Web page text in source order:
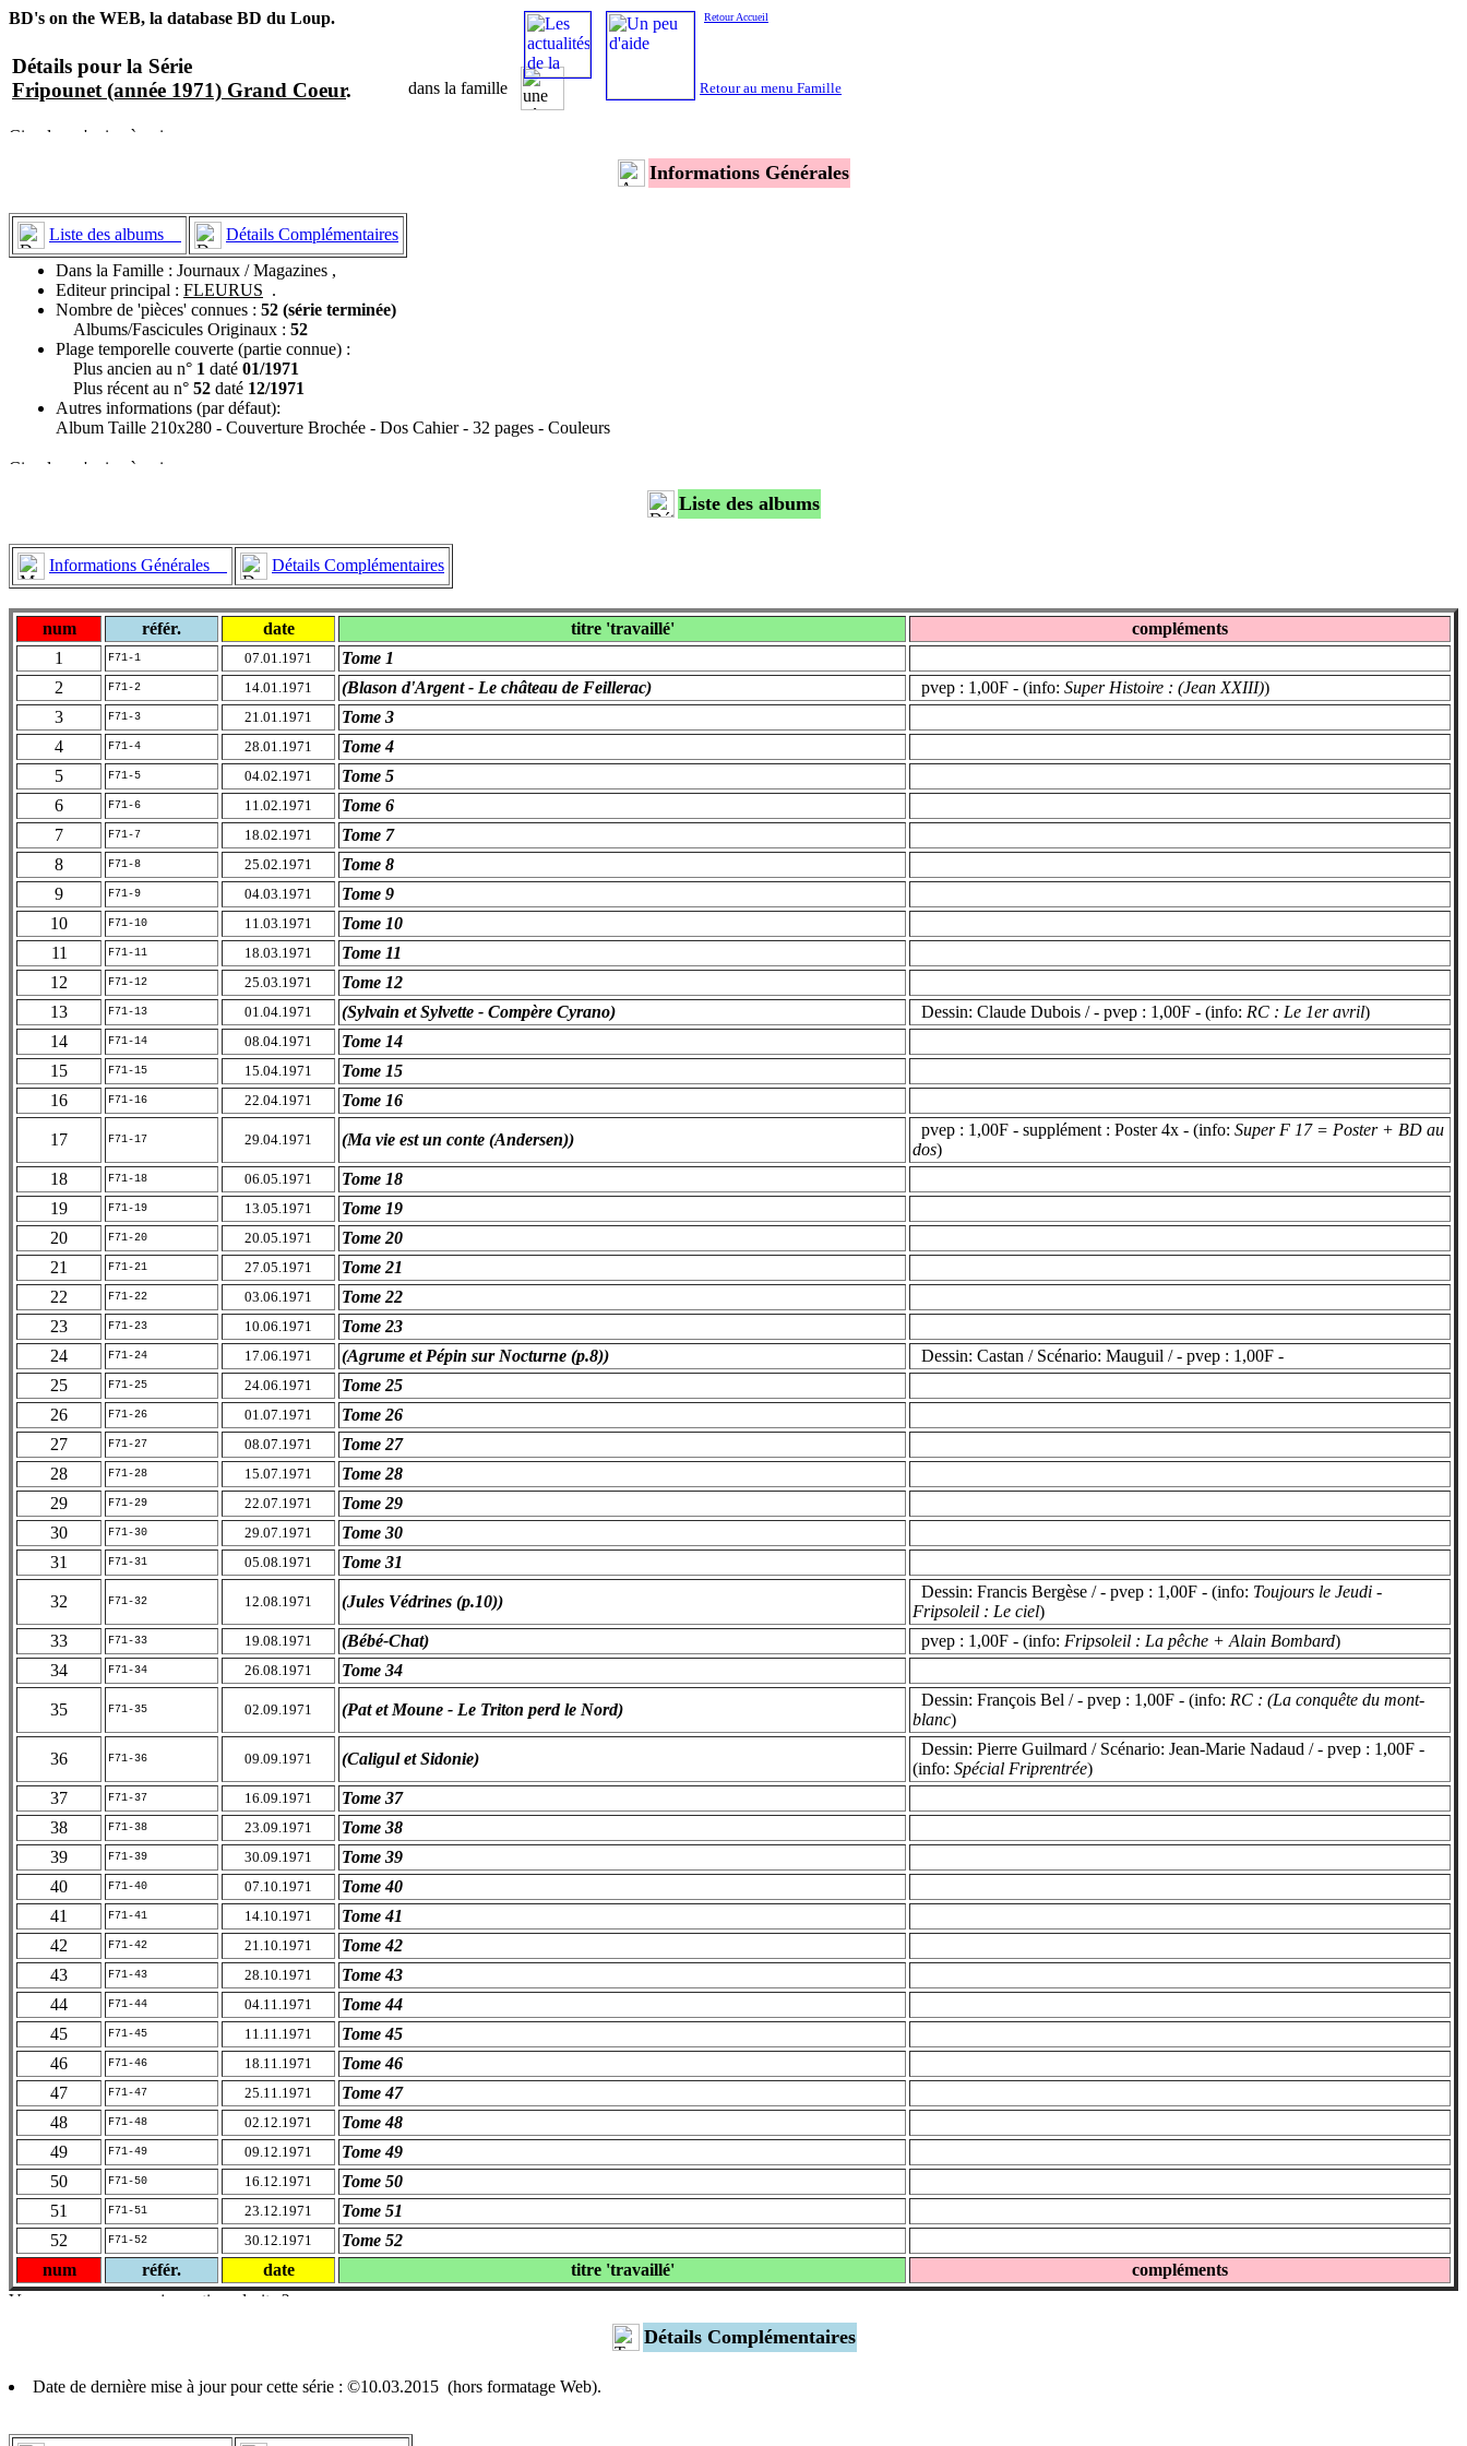
BD's on the WEB, la database BD du Loup.
Détails pour la Série
Fripounet (année 1971) Grand Coeur. dans la famille Retour au menu Famille
Informations Générales
Liste des albums
Détails Complémentaires
Dans la Famille : Journaux / Magazines ,
Editeur principal : FLEURUS .
Nombre de 'pièces' connues : 52 (série terminée)
Albums/Fascicules Originaux : 52
Plage temporelle couverte (partie connue) :
Plus ancien au n° 1 daté 01/1971
Plus récent au n° 52 daté 12/1971
Autres informations (par défaut):
Album Taille 210x280 - Couverture Brochée - Dos Cahier - 32 pages - Couleurs
Liste des albums
Informations Générales Détails Complémentaires
num référ. date titre 'travaillé'
compléments
1
F71-1 07.01.1971
Tome 1
2
F71-2 14.01.1971 (Blason d'Argent - Le château de Feillerac) pvep : 1,00F - (info: Super Histoire : (Jean XXIII))
3
F71-3 21.01.1971
Tome 3
4
F71-4 28.01.1971
Tome 4
5
F71-5 04.02.1971
Tome 5
6
F71-6 11.02.1971
Tome 6
7
F71-7 18.02.1971
Tome 7
8
F71-8 25.02.1971
Tome 8
9
F71-9 04.03.1971
Tome 9
10
F71-10 11.03.1971
Tome 10
11
F71-11 18.03.1971
Tome 11
12
F71-12 25.03.1971
Tome 12
13
F71-13 01.04.1971 (Sylvain et Sylvette - Compère Cyrano) Dessin: Claude Dubois / - pvep : 1,00F - (info: RC : Le 1er avril)
14
F71-14 08.04.1971
Tome 14
15
F71-15 15.04.1971
Tome 15
16
F71-16 22.04.1971 Tome 16
17 F71-17 29.04.1971 (Ma vie est un conte (Andersen))
pvep : 1,00F - supplément : Poster 4x - (info: Super F 17 = Poster + BD au
dos)
18
F71-18 06.05.1971
Tome 18
19
F71-19 13.05.1971
Tome 19
20
F71-20 20.05.1971
Tome 20
21
F71-21 27.05.1971
Tome 21
22
F71-22 03.06.1971
Tome 22
23
F71-23 10.06.1971
Tome 23
24
F71-24 17.06.1971 (Agrume et Pépin sur Nocturne (p.8))
Dessin: Castan / Scénario: Mauguil / - pvep : 1,00F -
25
F71-25 24.06.1971
Tome 25
26
F71-26 01.07.1971
Tome 26
27
F71-27 08.07.1971
Tome 27
28
F71-28 15.07.1971
Tome 28
29
F71-29 22.07.1971
Tome 29
30
F71-30 29.07.1971
Tome 30
31
F71-31 05.08.1971 Tome 31
32 F71-32 12.08.1971 (Jules Védrines (p.10))
Dessin: Francis Bergèse / - pvep : 1,00F - (info: Toujours le Jeudi -
Fripsoleil : Le ciel)
33
F71-33 19.08.1971 (Bébé-Chat) pvep : 1,00F - (info: Fripsoleil : La pêche + Alain Bombard)
34
F71-34 26.08.1971 Tome 34
35 F71-35 02.09.1971 (Pat et Moune - Le Triton perd le Nord)
Dessin: François Bel / - pvep : 1,00F - (info: RC : (La conquête du mont-
blanc)
36 F71-36 09.09.1971 (Caligul et Sidonie)
Dessin: Pierre Guilmard / Scénario: Jean-Marie Nadaud / - pvep : 1,00F -
(info: Spécial Friprentrée)
37
F71-37 16.09.1971
Tome 37
38
F71-38 23.09.1971
Tome 38
39
F71-39 30.09.1971
Tome 39
40
F71-40 07.10.1971
Tome 40
41
F71-41 14.10.1971
Tome 41
42
F71-42 21.10.1971
Tome 42
43
F71-43 28.10.1971
Tome 43
44
F71-44 04.11.1971
Tome 44
45
F71-45 11.11.1971
Tome 45
46
F71-46 18.11.1971
Tome 46
47
F71-47 25.11.1971
Tome 47
48
F71-48 02.12.1971
Tome 48
49
F71-49 09.12.1971
Tome 49
50
F71-50 16.12.1971
Tome 50
51
F71-51 23.12.1971
Tome 51
52
F71-52 30.12.1971
Tome 52
num
référ. date titre 'travaillé' compléments
Détails Complémentaires
Date de dernière mise à jour pour cette série : ©10.03.2015 (hors formatage Web).
Retour Accueil